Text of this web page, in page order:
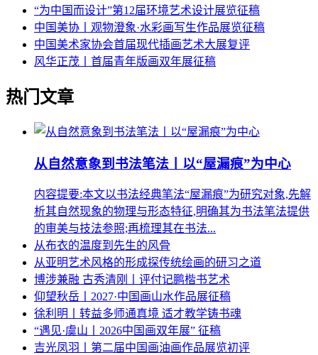
“为中国而设计”第12届环境艺术设计展览征稿
中国美协丨观物澄象·水彩画写生作品展览征稿
中国美术家协会首届现代插画艺术大展复评
风华正茂丨首届青年版画双年展征稿
热门文章
从自然意象到书法笔法丨以“屋漏痕”为中心
内容提要:本文以书法经典笔法“屋漏痕”为研究对象,先解
析其自然现象的物理与形态特征,明确其为书法笔法提供
的审美与技法参照;再梳理其在书法...
从布衣的温度到先生的风骨
从亚明艺术风格的形成探传统绘画的研习之道
博涉兼融 古秀清刚丨评付记鹏楷书艺术
仰望秋岳丨2027·中国画山水作品展征稿
徐利明丨转益多师通真境 适才教学铸书魂
“遇见·虞山丨2026中国画双年展” 征稿
吉光凤羽丨第二届中国画油画作品展览初评